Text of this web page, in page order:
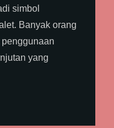
simbol
Banyak orang
yang